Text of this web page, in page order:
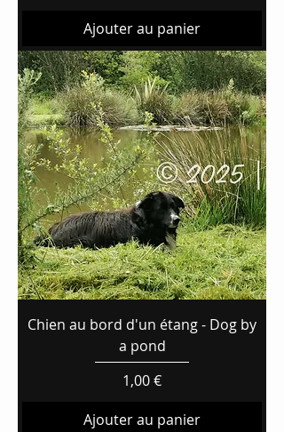
Ajouter au panier
Chien au bord d'un étang - Dog by
a pond
Prix
1,00 €
Ajouter au panier